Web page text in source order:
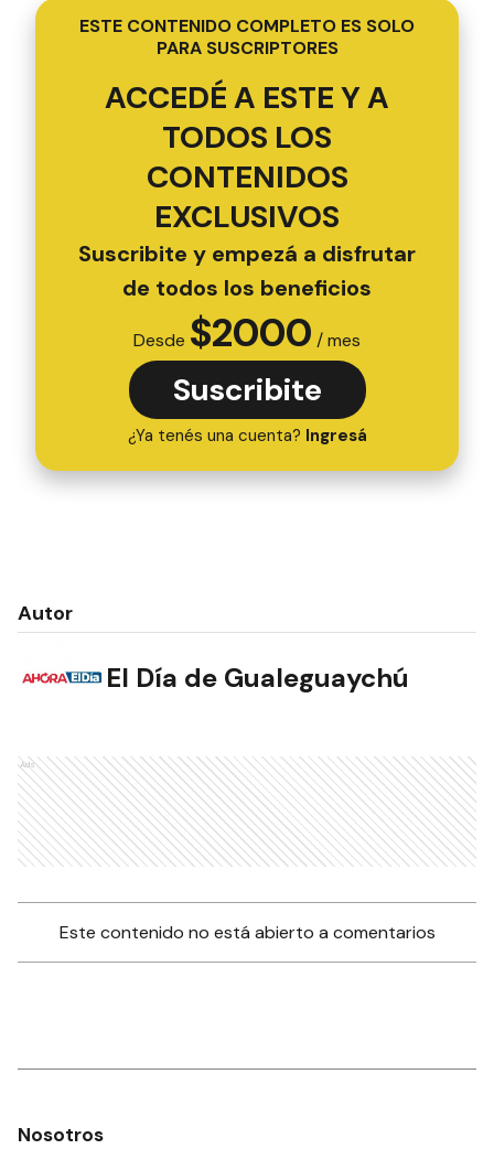
ESTE CONTENIDO COMPLETO ES SOLO
PARA SUSCRIPTORES
ACCEDÉ A ESTE Y A
TODOS LOS
CONTENIDOS
EXCLUSIVOS
Suscribite y empezá a disfrutar
de todos los beneficios
Desde $2000 / mes
Suscribite
¿Ya tenés una cuenta? Ingresá
Autor
El Día de Gualeguaychú
Ads
Este contenido no está abierto a comentarios
Nosotros